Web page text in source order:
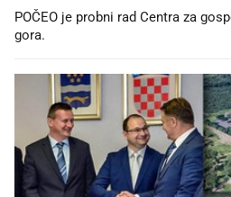
POČEO je probni rad Centra za
gora.